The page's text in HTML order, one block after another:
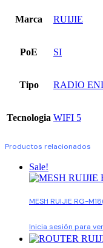
Marca RUIJIE
PoE SI
Tipo RADIO
Tecnologia WIFI 5
Productos relacionados
Sale!
MESH RUIJIE RG-
Inicia sesión para